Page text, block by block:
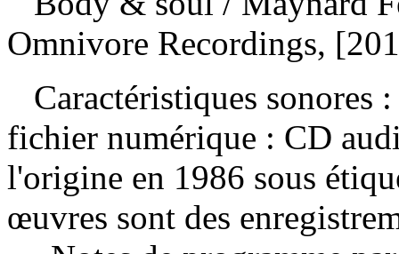
Omnivore Recordings,
Caractéristiques sonores
fichier numérique : CD
l'origine en 1986 sous
œuvres sont des